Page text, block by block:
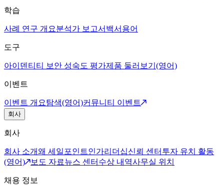
학습
사례 연구 개요분석가 보고서 백서 용어
도구
아이덴티티 보안 성숙도 평가제품 둘러보기(영어)
이벤트
이벤트 개요탐색(영어)커뮤니티 이벤트
회사
회사
회사 소개왜 세일포인트인가리더십신뢰 센터 투자 유치 활동
(영어)
보도 자료뉴스 센터 수상 내역사무실 위치
채용 정보